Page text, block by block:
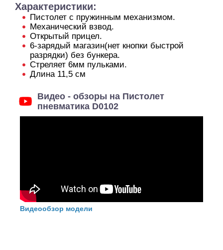
Оптовая продажа запчастей для моделей
Характеристики:
Пистолет с пружинным механизмом.
Механический взвод.
Открытый прицел.
6-зарядый магазин(нет кнопки быстрой
разрядки) без бункера.
Стреляет 6мм пульками.
Длина 11,5 см
Видео - обзоры на Пистолет
пневматика D0102
Видеообзор модели